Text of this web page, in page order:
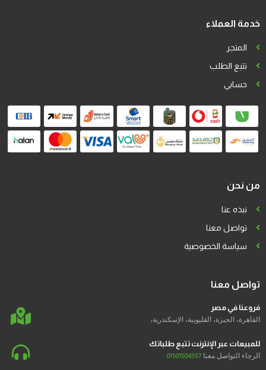
خدمة العملاء
المتجر
تتبع الطلب
حسابي
من نحن
نبذه عنا
تواصل معنا
سياسة الخصوصية
تواصل معنا
فروعنا في مصر
القاهرة، الجيزة، القليوبية، الإسكندرية،
للمبيعات عبر الإنترنت تتبع طلباتك
الرجاء التواصل معنا 01501504597